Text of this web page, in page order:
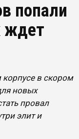
попали
ждет
корпусе в скором
новых
провал
элит и